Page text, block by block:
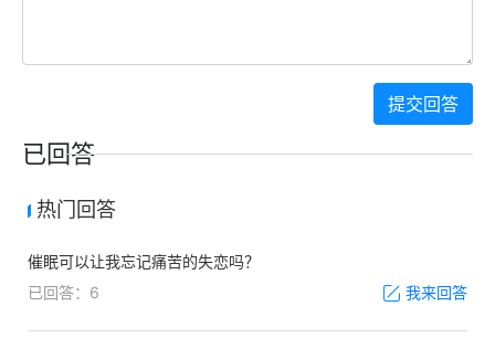
提交回答
已回答
热门回答
催眠可以让我忘记痛苦的失恋吗？
已回答：6
我来回答